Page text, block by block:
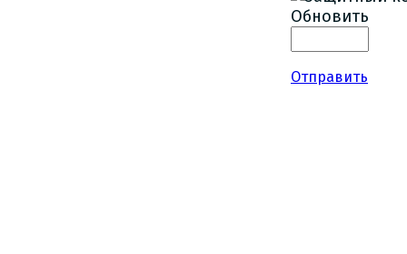
Обновить
Отправить